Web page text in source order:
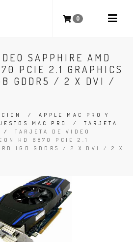
0
SAPPHIRE AMD
PCIE 2.1 GRAPHICS
GDDR5 / 2 X DVI /
/ APPLE MAC PRO Y
MAC PRO /TARJETA
/TARJETA DE VIDEO
HD 6870 PCIE 2.1
1GB GDDR5 / 2 X DVI / 2 X